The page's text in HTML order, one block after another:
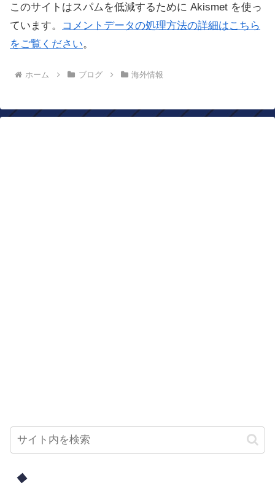
このサイトはスパムを低減するために Akismet を使っ
ています。
コメントデータの処理方法の詳細はこちら
をご覧ください。
ホーム ブログ 海外情報